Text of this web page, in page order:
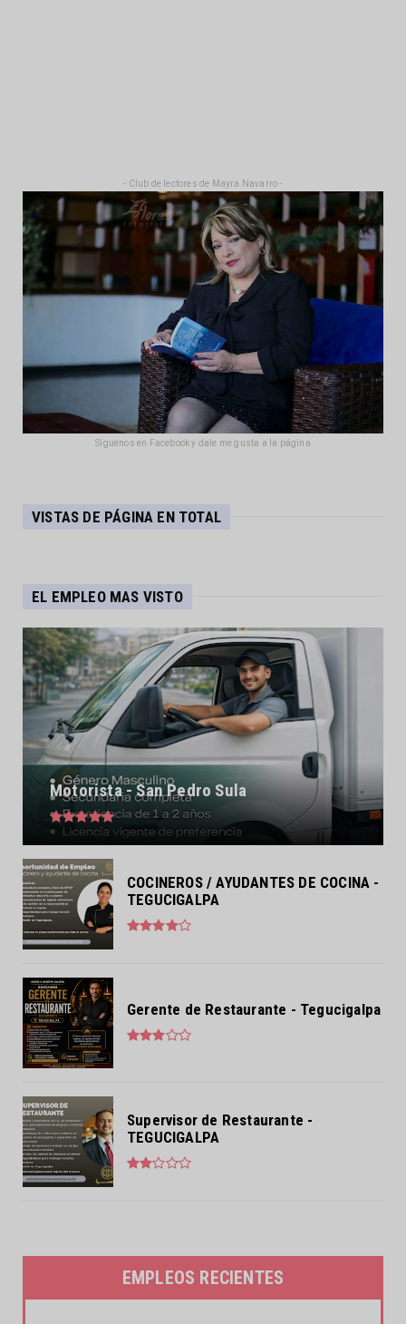
- Club de lectores de Mayra Navarro -
Síguenos en Facebook y dale me gusta a la página
VISTAS DE PÁGINA EN TOTAL
EL EMPLEO MAS VISTO
Motorista - San Pedro Sula
COCINEROS / AYUDANTES DE COCINA -
TEGUCIGALPA
Gerente de Restaurante - Tegucigalpa
Supervisor de Restaurante -
TEGUCIGALPA
EMPLEOS RECIENTES